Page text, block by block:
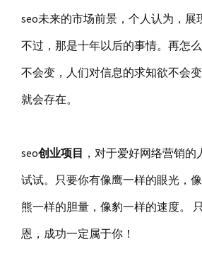
seo未来的市场前景，个人认为，展
不过，那是十年以后的事情。再怎
不会变，人们对信息的求知欲不会
就会存在。
seo创业项目 ，对于爱好网络营销
试试。只要你有像鹰一样的眼光，
熊一样的胆量，像豹一样的速度。
恩，成功一定属于你！